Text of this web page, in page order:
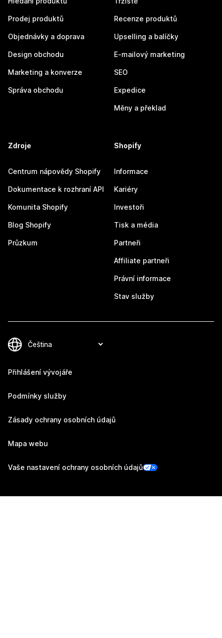
Prodej produktů
Objednávky a doprava
Design obchodu
Marketing a konverze
Správa obchodu
Recenze produktů
Upselling a balíčky
E-mailový marketing
SEO
Expedice
Měny a překlad
Zdroje
Centrum nápovědy Shopify
Dokumentace k rozhraní API
Komunita Shopify
Blog Shopify
Průzkum
Shopify
Informace
Kariéry
Investoři
Tisk a média
Partneři
Affiliate partneři
Právní informace
Stav služby
Přihlášení vývojáře
Podmínky služby
Zásady ochrany osobních údajů
Mapa webu
Vaše nastavení ochrany osobních údajů